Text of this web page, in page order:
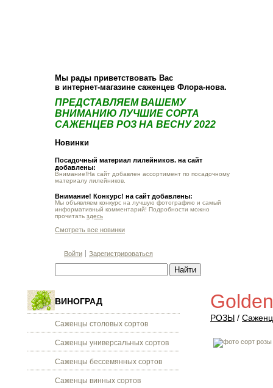
Мы рады приветствовать Вас
в интернет-магазине саженцев Флора-нова.
ПРЕДСТАВЛЯЕМ ВАШЕМУ
ВНИМАНИЮ ЛУЧШИЕ СОРТА
САЖЕНЦЕВ РОЗ НА ВЕСНУ 2022
Новинки
Посадочный материал лилейников. на сайт
добавлены:
Внимание!На сайт добавлен ассортимент по посадочному
материалу лилейников.
Внимание! Конкурс! на сайт добавлены:
Мы объявляем конкурс на лучшую фотографию и самый
информативный комментарий! Подробности можно
прочитать здесь
Смотреть все новинки
Войти Зарегистрироваться
ВИНОГРАД
Саженцы столовых сортов
Саженцы универсальных сортов
Саженцы бессемянных сортов
Саженцы винных сортов
РОЗЫ /